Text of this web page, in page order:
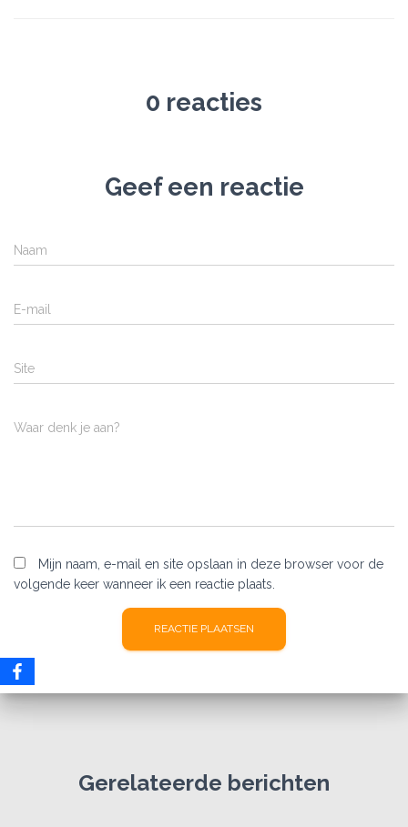
0 reacties
Geef een reactie
Naam
E-mail
Site
Waar denk je aan?
Mijn naam, e-mail en site opslaan in deze browser voor de
volgende keer wanneer ik een reactie plaats.
Gerelateerde berichten